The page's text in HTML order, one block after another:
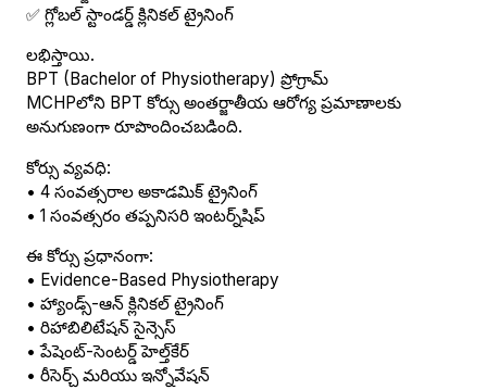
✅ గ్లోబల్ స్టాండర్డ్ క్లినికల్ ట్రైనింగ్
లభిస్తాయి.
BPT (Bachelor of Physiotherapy) ప్రోగ్రామ్
MCHPలోని BPT కోర్సు అంతర్జాతీయ ఆరోగ్య ప్రమాణాలకు
అనుగుణంగా రూపొందించబడింది.
కోర్సు వ్యవధి:
• 4 సంవత్సరాల అకాడమిక్ ట్రైనింగ్
• 1 సంవత్సరం తప్పనిసరి ఇంటర్న్‌షిప్
ఈ కోర్సు ప్రధానంగా:
• Evidence-Based Physiotherapy
• హ్యాండ్స్-ఆన్ క్లినికల్ ట్రైనింగ్
• రిహాబిలిటేషన్ సైన్సెస్
• పేషెంట్-సెంటర్డ్ హెల్త్‌కేర్
• రీసెర్చ్ మరియు ఇన్నోవేషన్